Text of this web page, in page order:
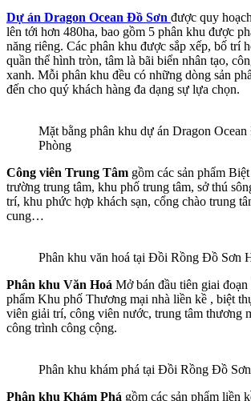
Dự án Dragon Ocean Đồ Sơn được quy
lên tới hơn 480ha, bao gồm 5 phân khu được
năng riêng. Các phân khu được sắp xếp, bố trí
quần thể hình tròn, tâm là bãi biển nhân tạo,
xanh. Mỗi phân khu đều có những dòng sản
đến cho quý khách hàng đa dạng sự lựa chọn.
Mặt bằng phân khu dự án Dragon
Phòng
Công viên Trung Tâm gồm các sản phẩm
trường trung tâm, khu phố trung tâm, sở thú
trí, khu phức hợp khách sạn, cổng chào trung
cung…
Phân khu văn hoá tại Đồi Rồng Đồ Sơn
Phân khu Văn Hoá Mở bán đầu tiên giai đoạn
phẩm Khu phố Thương mại nhà liền kề , biệt
viên giải trí, công viên nước, trung tâm thương
công trình công cộng.
Phân khu khám phá tại Đồi Rồng Đồ
Phân khu Khám Phá gồm các sản phẩm liền